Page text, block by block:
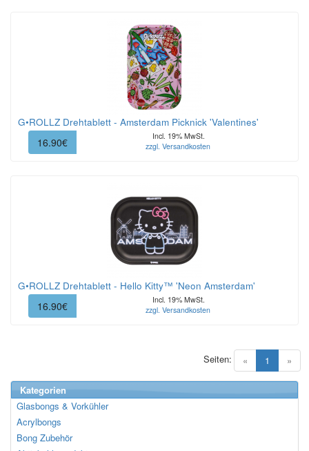
G•ROLLZ Drehtablett - Amsterdam Picknick 'Valentines'
16.90€
Incl. 19% MwSt.
zzgl. Versandkosten
G•ROLLZ Drehtablett - Hello Kitty™ 'Neon Amsterdam'
16.90€
Incl. 19% MwSt.
zzgl. Versandkosten
« 1 (current)
»
Seiten:
Kategorien
Glasbongs & Vorkühler
Acrylbongs
Bong Zubehör